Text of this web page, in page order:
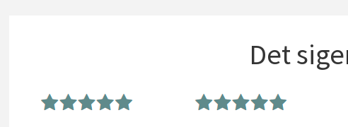
Det